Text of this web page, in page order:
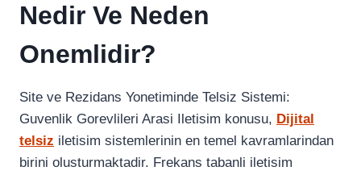
Nedir Ve Neden
Onemlidir?
Site ve Rezidans Yonetiminde Telsiz Sistemi:
Guvenlik Gorevlileri Arasi Iletisim konusu, Dijital
telsiz iletisim sistemlerinin en temel kavramlarindan
birini olusturmaktadir. Frekans tabanli iletisim